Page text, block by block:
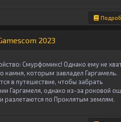
2023
Смурфомикс! Однако ему не
камня, которым завладел Гаргамель.
в путешествие, чтобы забрать
Гаргамеля, однако из-за роковой
разлетаются по Проклятым землям.